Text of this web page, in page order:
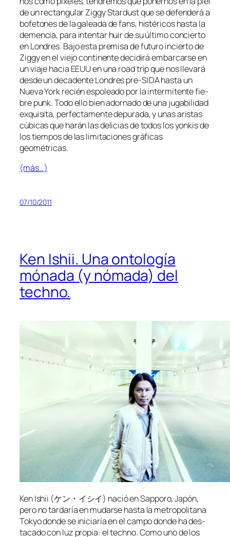
de un rec­tan­gu­lar Ziggy Stardust que se de­fen­de­rá a
bo­fe­to­nes de la ga­lea­da de fans, his­té­ri­cos has­ta la
de­men­cia, pa­ra in­ten­tar huir de su úl­ti­mo con­cier­to
en Londres. Bajo es­ta pre­mi­sa de fu­tu­ro in­cier­to de
Ziggy en el vie­jo con­ti­nen­te de­ci­di­rá em­bar­car­se en
un via­je ha­cia EEUU en una road trip que nos lle­va­rá
des­de un de­ca­den­te Londres pre-SIDA has­ta un
Nueva York re­cién es­po­lea­do por la in­ter­mi­ten­te fie­
bre punk. Todo ello bien ador­na­do de una ju­ga­bi­li­dad
ex­qui­si­ta, per­fec­ta­men­te de­pu­ra­da, y unas aris­tas
cú­bi­cas que ha­rán las de­li­cias de to­dos los yon­kis de
los tiem­pos de las li­mi­ta­cio­nes grá­fi­cas
geométricas.
(más…)
07/10/2011
Ken Ishii. Una ontología
mónada (y nómada) del
techno.
Ken Ishii (ケン・イシイ) na­ció en Sapporo, Japón,
pe­ro no tar­da­ría en mu­dar­se has­ta la me­tro­po­li­ta­na
Tokyo don­de se ini­cia­ría en el cam­po don­de ha des­
ta­ca­do con luz pro­pia: el techno. Como uno de los